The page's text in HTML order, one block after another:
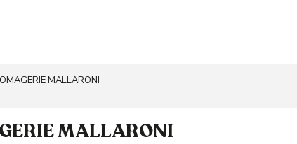
MALLARONI
MALLARONI